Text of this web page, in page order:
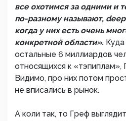
все охотимся за одними и
по-разному называют,
когда у них есть очень
конкретной области».
остальные 6 миллиардов
относящихся к «тэпиплам»,
Видимо, про них потом
не вписались в рынок.
А коли так, то Греф